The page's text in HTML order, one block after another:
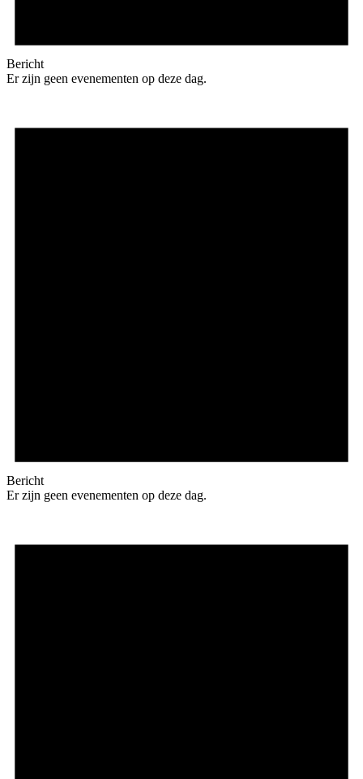
Bericht
Er zijn geen evenementen op deze dag.
Bericht
Er zijn geen evenementen op deze dag.